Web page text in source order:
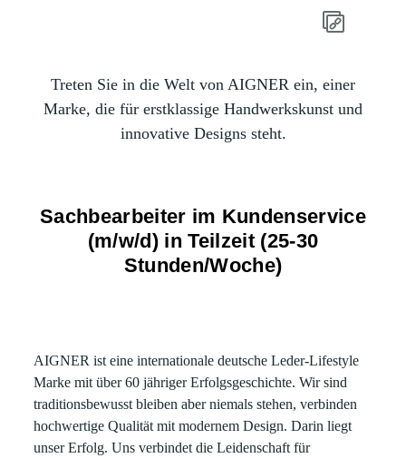
Treten Sie in die Welt von AIGNER ein, einer
Marke, die für erstklassige Handwerkskunst und
innovative Designs steht.
Sachbearbeiter im Kundenservice
(m/w/d) in Teilzeit (25-30
Stunden/Woche)
AIGNER ist eine internationale deutsche Leder-Lifestyle
Marke mit über 60 jähriger Erfolgsgeschichte. Wir sind
traditionsbewusst bleiben aber niemals stehen, verbinden
hochwertige Qualität mit modernem Design. Darin liegt
unser Erfolg. Uns verbindet die Leidenschaft für